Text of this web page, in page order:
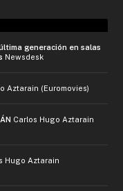
generación en salas
Newsdesk
Aztarain (Euromovies)
Carlos Hugo Aztarain
Hugo Aztarain